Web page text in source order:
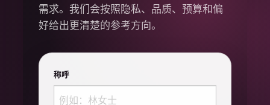
需求。我们会按照隐私、品质、预算和偏
好给出更清楚的参考方向。
称呼